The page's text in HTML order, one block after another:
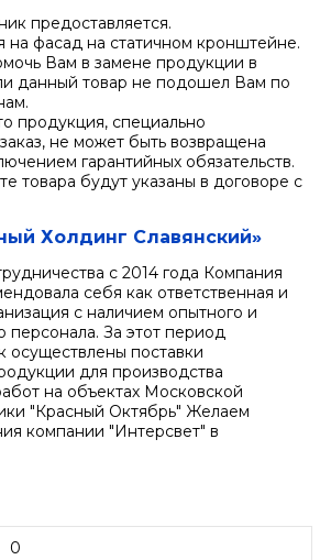
предоставляется.
на фасад на статичном кронштейне.
Вам в замене продукции в
данный товар не подошел Вам по
продукция, специально
не может быть возвращена
гарантийных обязательств.
товара будут указаны в договоре с
Холдинг Славянский»
с 2014 года Компания
себя как ответственная и
с наличием опытного и
персонала. За этот период
осуществлены поставки
для производства
на объектах Московской
"Красный Октябрь" Желаем
компании "Интерсвет" в
0